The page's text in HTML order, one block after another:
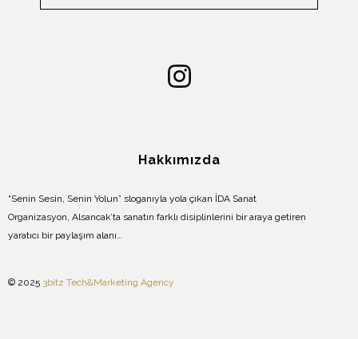
Hakkımızda
“Senin Sesin, Senin Yolun” sloganıyla yola çıkan İDA Sanat
Organizasyon, Alsancak’ta sanatın farklı disiplinlerini bir araya getiren
yaratıcı bir paylaşım alanı…
© 2025 3bitz Tech&Marketing Agency